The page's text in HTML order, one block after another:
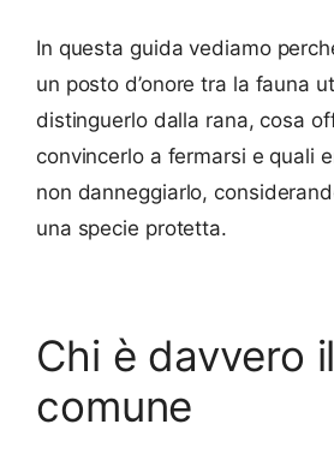
In questa guida vediamo
un posto d’onore tra la fauna
distinguerlo dalla rana, cosa
convincerlo a fermarsi e quali
non danneggiarlo,
una specie protetta.
Chi è davvero
comune